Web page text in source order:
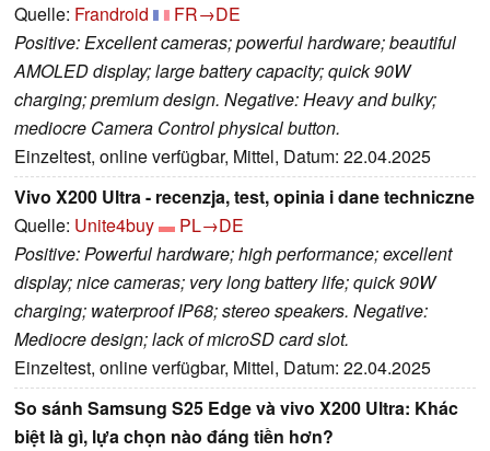
Quelle: Frandroid
FR→DE
Positive: Excellent cameras; powerful hardware; beautiful
AMOLED display; large battery capacity; quick 90W
charging; premium design. Negative: Heavy and bulky;
mediocre Camera Control physical button.
Einzeltest, online verfügbar, Mittel, Datum: 22.04.2025
Vivo X200 Ultra - recenzja, test, opinia i dane techniczne
Quelle: Unite4buy
PL→DE
Positive: Powerful hardware; high performance; excellent
display; nice cameras; very long battery life; quick 90W
charging; waterproof IP68; stereo speakers. Negative:
Mediocre design; lack of microSD card slot.
Einzeltest, online verfügbar, Mittel, Datum: 22.04.2025
So sánh Samsung S25 Edge và vivo X200 Ultra: Khác
biệt là gì, lựa chọn nào đáng tiền hơn?